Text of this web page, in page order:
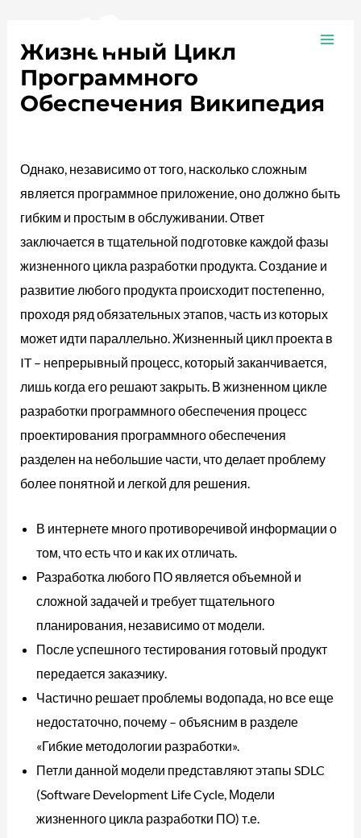
contenido
Жизненный Цикл
Программного
Обеспечения Википедия
Однако, независимо от того, насколько сложным
является программное приложение, оно должно быть
гибким и простым в обслуживании. Ответ
заключается в тщательной подготовке каждой фазы
жизненного цикла разработки продукта. Создание и
развитие любого продукта происходит постепенно,
проходя ряд обязательных этапов, часть из которых
может идти параллельно. Жизненный цикл проекта в
IT – непрерывный процесс, который заканчивается,
лишь когда его решают закрыть. В жизненном цикле
разработки программного обеспечения процесс
проектирования программного обеспечения
разделен на небольшие части, что делает проблему
более понятной и легкой для решения.
В интернете много противоречивой информации о
том, что есть что и как их отличать.
Разработка любого ПО является объемной и
сложной задачей и требует тщательного
планирования, независимо от модели.
После успешного тестирования готовый продукт
передается заказчику.
Частично решает проблемы водопада, но все еще
недостаточно, почему – объясним в разделе
«Гибкие методологии разработки».
Петли данной модели представляют этапы SDLC
(Software Development Life Cycle, Модели
жизненного цикла разработки ПО) т.е.
entradas